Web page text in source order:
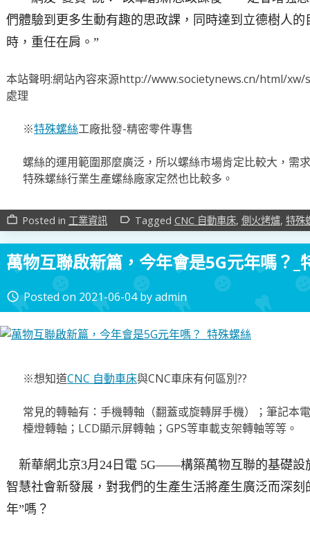
們體驗到更多生動有趣的思政課，同時達到立德樹人
時，重任在肩。”
本站聲明:網站內容來源http://www.societynews.cn/html/xw/
處理
※特殊螺絲工廠批發-精密零件專售
螺絲的運用範圍那麼廣泛，所以螺絲市場肯定比較大，需
特殊螺絲行業生產螺絲廠家定然也比較多。
work_outline Posted in 工業資訊 label_outline Tagged CNC 自動車床, 側火烤爐, 特殊
萬物互聯啟新篇，今年會是5G元年嗎？_
access_time Posted on 2021-06-04byadmin
※想知道CNC 自動車床與CNC車床有何區別??
常見的轉軸有：手機轉軸（翻蓋或旋轉屏手機）；筆記本
檯燈轉軸；LCD顯示屏轉軸；GPS等車載支架轉軸等等。
新華網北京3月24日電 5G——構築萬物互聯的基礎設
智慧社會新發展，對我們的生產生活將產生廣泛而深刻
年”嗎？